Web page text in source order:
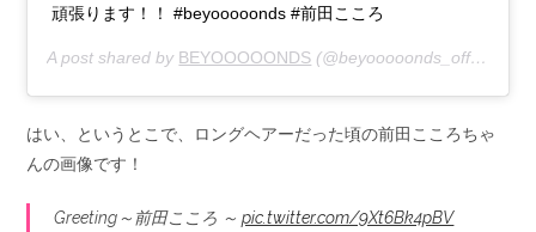
頑張ります！！ #beyooooonds #前田こころ
A post shared by BEYOOOOONDS (@beyooooonds_official) on
はい、というとこで、ロングヘアーだった頃の前田こころちゃ
んの画像です！
Greeting～前田こころ ～pic.twitter.com/9Xt6Bk4pBV